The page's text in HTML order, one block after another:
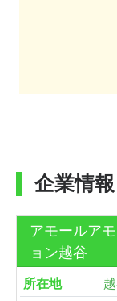
企業情報
アモールア
ョン越谷
所在地